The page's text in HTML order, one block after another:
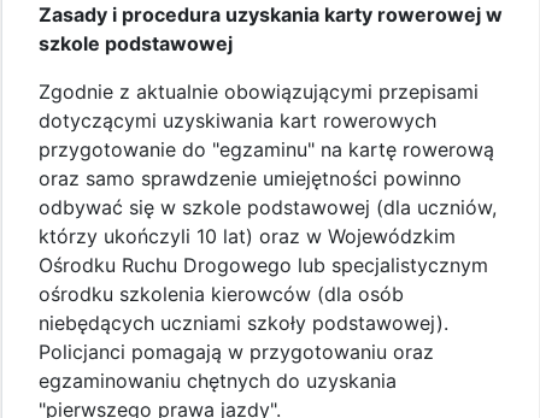
Zasady i procedura uzyskania karty rowerowej w
szkole podstawowej
Zgodnie z aktualnie obowiązującymi przepisami
dotyczącymi uzyskiwania kart rowerowych
przygotowanie do "egzaminu" na kartę rowerową
oraz samo sprawdzenie umiejętności powinno
odbywać się w szkole podstawowej (dla uczniów,
którzy ukończyli 10 lat) oraz w Wojewódzkim
Ośrodku Ruchu Drogowego lub specjalistycznym
ośrodku szkolenia kierowców (dla osób
niebędących uczniami szkoły podstawowej).
Policjanci pomagają w przygotowaniu oraz
egzaminowaniu chętnych do uzyskania
"pierwszego prawa jazdy".